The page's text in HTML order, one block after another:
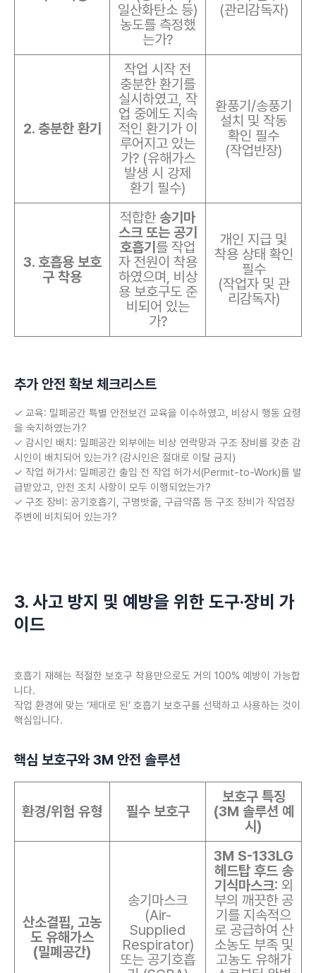
일산화탄소 등)
농도를 측정했
는가?
(관리감독자)
2. 충분한 환기
작업 시작 전
충분한 환기를
실시하였고, 작
업 중에도 지속
적인 환기가 이
루어지고 있는
가? (유해가스
발생 시 강제
환기 필수)
환풍기/송풍기
설치 및 작동
확인 필수
(작업반장)
3. 호흡용 보호
구 착용
적합한 송기마
스크 또는 공기
호흡기 를 작업
자 전원이 착용
하였으며, 비상
용 보호구도 준
비되어 있는
가?
개인 지급 및
착용 상태 확인
필수
(작업자 및 관
리감독자)
추가 안전 확보 체크리스트
✓ 교육: 밀폐공간 특별 안전보건 교육을 이수하였고, 비상시 행동 요령
을 숙지하였는가?
✓ 감시인 배치: 밀폐공간 외부에는 비상 연락망과 구조 장비를 갖춘 감
시인이 배치되어 있는가? (감시인은 절대로 이탈 금지)
✓ 작업 허가서: 밀폐공간 출입 전 작업 허가서(Permit-to-Work)를 발
급받았고, 안전 조치 사항이 모두 이행되었는가?
✓ 구조 장비: 공기호흡기, 구명밧줄, 구급약품 등 구조 장비가 작업장
주변에 비치되어 있는가?
3. 사고 방지 및 예방을 위한 도구·장비 가
이드
호흡기 재해는 적절한 보호구 착용만으로도 거의 100% 예방이 가능합
니다.
작업 환경에 맞는 ‘제대로 된’ 호흡기 보호구를 선택하고 사용하는 것이
핵심입니다.
핵심 보호구와 3M 안전 솔루션
환경/위험 유형 필수 보호구
보호구 특징
(3M 솔루션 예
시)
산소결핍, 고농
도 유해가스
(밀폐공간)
송기마스크
(Air-
Supplied
Respirator)
또는 공기호흡
3M S-133LG
헤드탑 후드 송
기식마스크: 외
부의 깨끗한 공
기를 지속적으
로 공급하여 산
소농도 부족 및
고농도 유해가